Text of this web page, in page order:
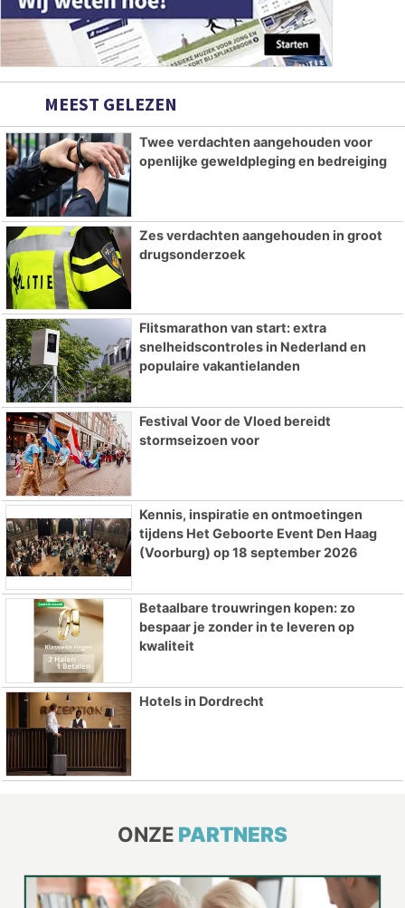
MEEST GELEZEN
Twee verdachten aangehouden voor
openlijke geweldpleging en bedreiging
Zes verdachten aangehouden in groot
drugsonderzoek
Flitsmarathon van start: extra
snelheidscontroles in Nederland en
populaire vakantielanden
Festival Voor de Vloed bereidt
stormseizoen voor
Kennis, inspiratie en ontmoetingen
tijdens Het Geboorte Event Den Haag
(Voorburg) op 18 september 2026
Betaalbare trouwringen kopen: zo
bespaar je zonder in te leveren op
kwaliteit
Hotels in Dordrecht
ONZE PARTNERS